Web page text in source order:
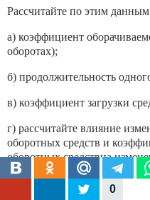
Рассчитайте по этим
а) коэффициент
оборотах);
б) продолжительность
в) коэффициент загрузки
г) рассчитайте влияние
оборотных средств и
оборотных средствна
д) определите общую
средств на предприятии
0